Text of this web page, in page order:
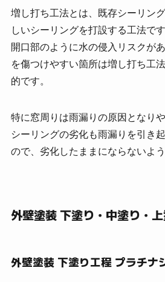
増し打ち工法とは、既存シーリン
しいシーリングを打設する工法です
開口部のように水の侵入リスクが
を傷つけやすい箇所は増し打ち工
的です。
特に窓周りは雨漏りの原因となり
シーリングの劣化も雨漏りを引き
ので、劣化したままにならないよ
外壁塗装 下塗り・中塗り・
外壁塗装 下塗り工程 プラチナ